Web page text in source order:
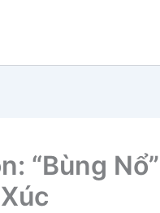
“Bùng Nổ”